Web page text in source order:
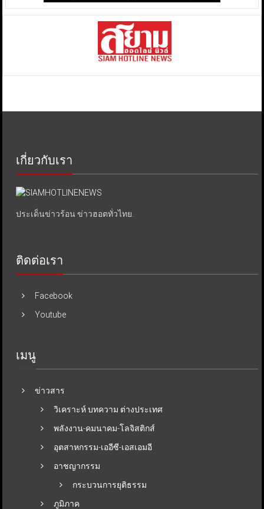
เกี่ยวกับเรา
ประเด็นข่าวร้อน ข่าวฮอตทั่วไทย.
ติดต่อเรา
Facebook
Youtube
เมนู
ข่าวสาร
วิเคราะห์ บทความ ต่างประเทศ
พลังงาน-คมนาคม-โลจิสติกส์
อุตสาหกรรม-เออีซี-เอสเอมอี
อาชญากรรม
กระบวนการยุติธรรม
ภูมิภาค